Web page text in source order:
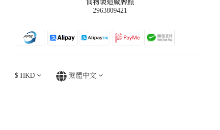
食物製造廠牌照
2963809421
$ HKD 繁體中文